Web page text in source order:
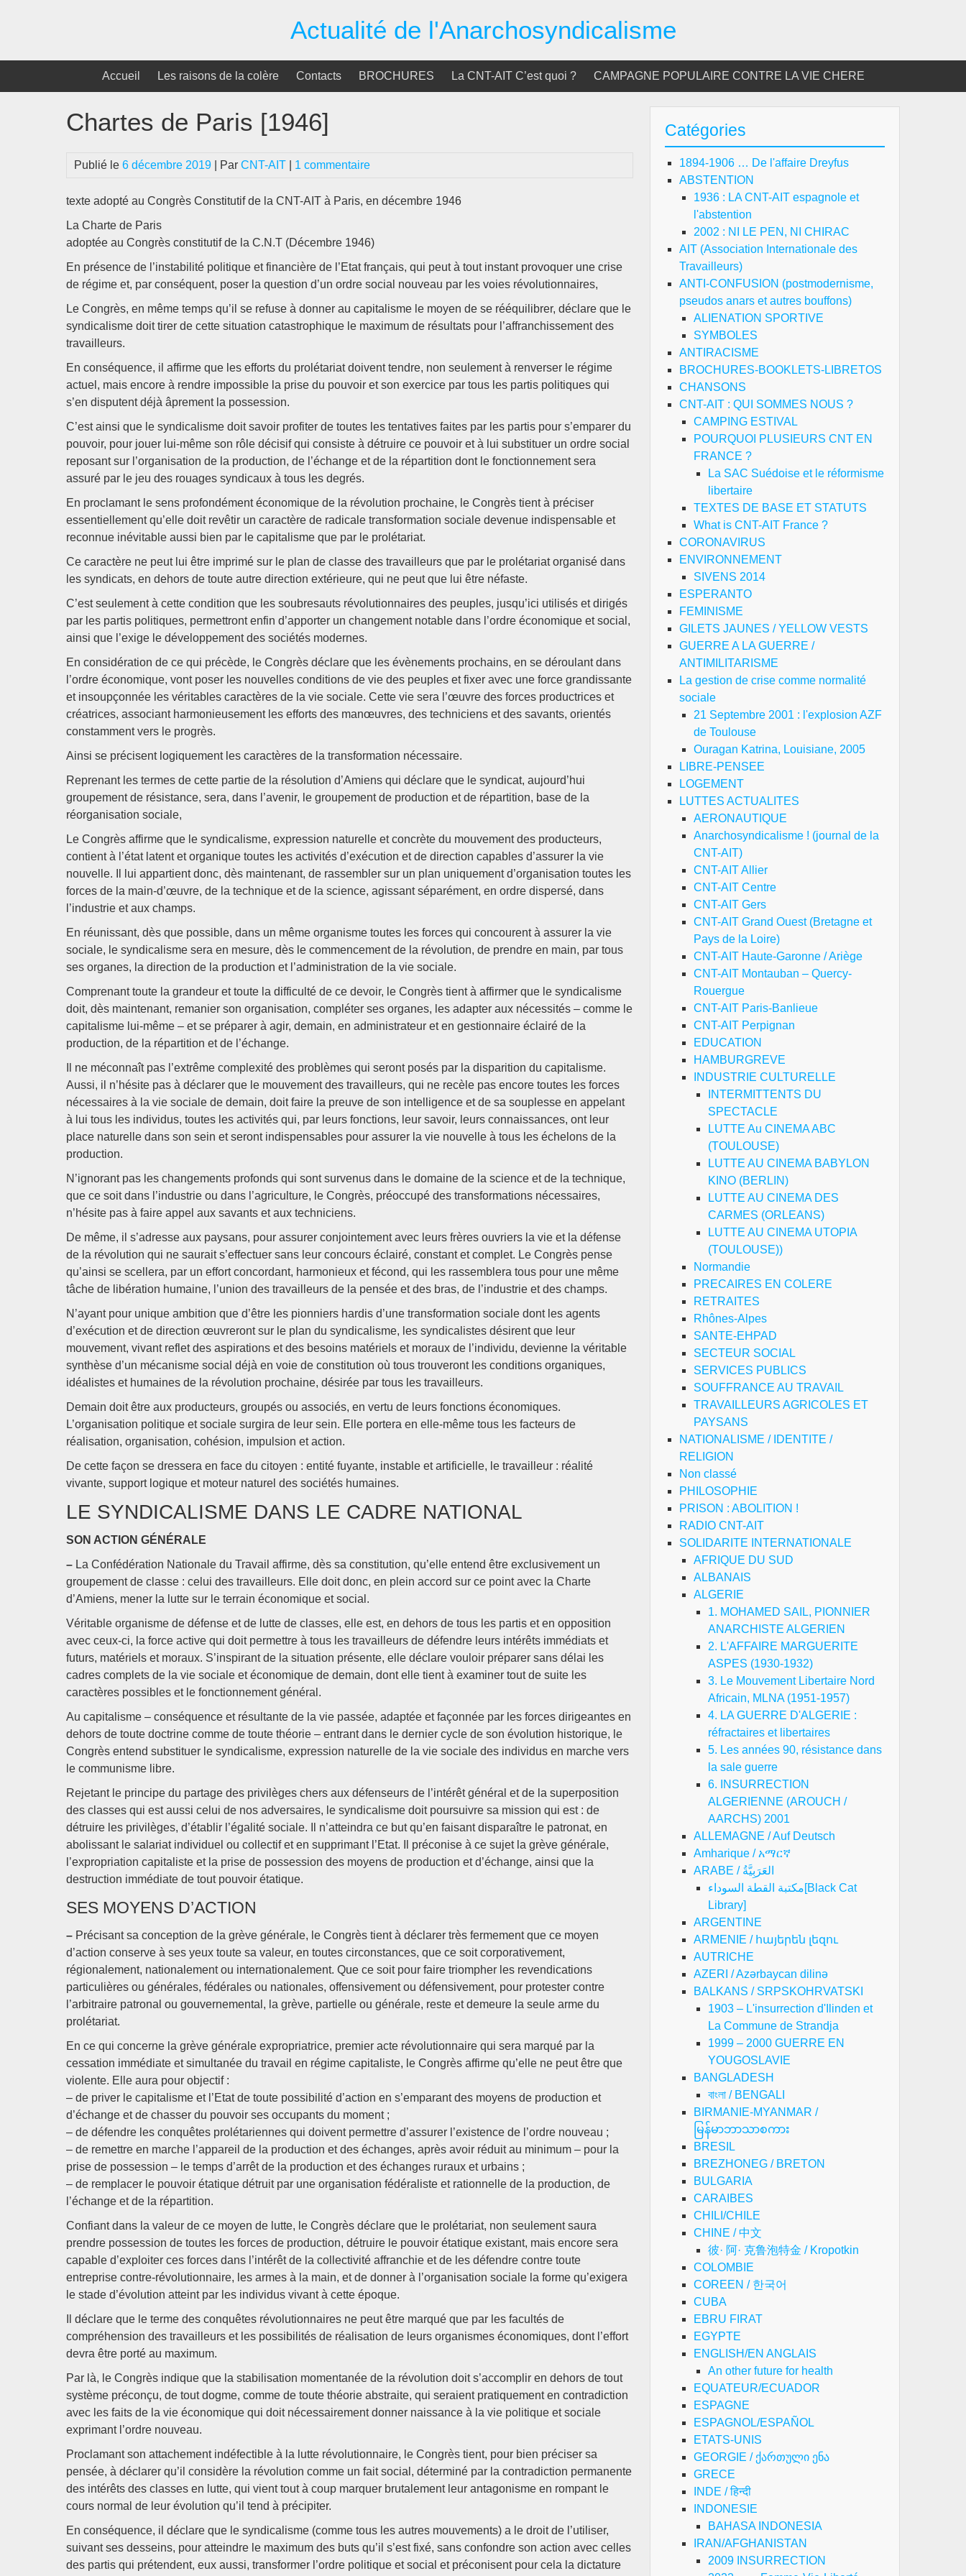
Actualité de l'Anarchosyndicalisme
Accueil Les raisons de la colère Contacts BROCHURES La CNT-AIT C’est quoi ? CAMPAGNE POPULAIRE CONTRE LA VIE CHERE
Chartes de Paris [1946]
Publié le 6 décembre 2019 | Par CNT-AIT 1 commentaire
texte adopté au Congrès Constitutif de la CNT-AIT à Paris, en décembre 1946
La Charte de Paris
adoptée au Congrès constitutif de la C.N.T (Décembre 1946)
En présence de l’instabilité politique et financière de l’Etat français, qui peut à tout instant provoquer une crise
de régime et, par conséquent, poser la question d’un ordre social nouveau par les voies révolutionnaires,
Le Congrès, en même temps qu’il se refuse à donner au capitalisme le moyen de se rééquilibrer, déclare que le
syndicalisme doit tirer de cette situation catastrophique le maximum de résultats pour l’affranchissement des
travailleurs.
En conséquence, il affirme que les efforts du prolétariat doivent tendre, non seulement à renverser le régime
actuel, mais encore à rendre impossible la prise du pouvoir et son exercice par tous les partis politiques qui
s’en disputent déjà âprement la possession.
C’est ainsi que le syndicalisme doit savoir profiter de toutes les tentatives faites par les partis pour s’emparer du
pouvoir, pour jouer lui-même son rôle décisif qui consiste à détruire ce pouvoir et à lui substituer un ordre social
reposant sur l’organisation de la production, de l’échange et de la répartition dont le fonctionnement sera
assuré par le jeu des rouages syndicaux à tous les degrés.
En proclamant le sens profondément économique de la révolution prochaine, le Congrès tient à préciser
essentiellement qu’elle doit revêtir un caractère de radicale transformation sociale devenue indispensable et
reconnue inévitable aussi bien par le capitalisme que par le prolétariat.
Ce caractère ne peut lui être imprimé sur le plan de classe des travailleurs que par le prolétariat organisé dans
les syndicats, en dehors de toute autre direction extérieure, qui ne peut que lui être néfaste.
C’est seulement à cette condition que les soubresauts révolutionnaires des peuples, jusqu’ici utilisés et dirigés
par les partis politiques, permettront enfin d’apporter un changement notable dans l’ordre économique et social,
ainsi que l’exige le développement des sociétés modernes.
En considération de ce qui précède, le Congrès déclare que les évènements prochains, en se déroulant dans
l’ordre économique, vont poser les nouvelles conditions de vie des peuples et fixer avec une force grandissante
et insoupçonnée les véritables caractères de la vie sociale. Cette vie sera l’œuvre des forces productrices et
créatrices, associant harmonieusement les efforts des manœuvres, des techniciens et des savants, orientés
constamment vers le progrès.
Ainsi se précisent logiquement les caractères de la transformation nécessaire.
Reprenant les termes de cette partie de la résolution d’Amiens qui déclare que le syndicat, aujourd’hui
groupement de résistance, sera, dans l’avenir, le groupement de production et de répartition, base de la
réorganisation sociale,
Le Congrès affirme que le syndicalisme, expression naturelle et concrète du mouvement des producteurs,
contient à l’état latent et organique toutes les activités d’exécution et de direction capables d’assurer la vie
nouvelle. Il lui appartient donc, dès maintenant, de rassembler sur un plan uniquement d’organisation toutes les
forces de la main-d’œuvre, de la technique et de la science, agissant séparément, en ordre dispersé, dans
l’industrie et aux champs.
En réunissant, dès que possible, dans un même organisme toutes les forces qui concourent à assurer la vie
sociale, le syndicalisme sera en mesure, dès le commencement de la révolution, de prendre en main, par tous
ses organes, la direction de la production et l’administration de la vie sociale.
Comprenant toute la grandeur et toute la difficulté de ce devoir, le Congrès tient à affirmer que le syndicalisme
doit, dès maintenant, remanier son organisation, compléter ses organes, les adapter aux nécessités – comme le
capitalisme lui-même – et se préparer à agir, demain, en administrateur et en gestionnaire éclairé de la
production, de la répartition et de l’échange.
Il ne méconnaît pas l’extrême complexité des problèmes qui seront posés par la disparition du capitalisme.
Aussi, il n’hésite pas à déclarer que le mouvement des travailleurs, qui ne recèle pas encore toutes les forces
nécessaires à la vie sociale de demain, doit faire la preuve de son intelligence et de sa souplesse en appelant
à lui tous les individus, toutes les activités qui, par leurs fonctions, leur savoir, leurs connaissances, ont leur
place naturelle dans son sein et seront indispensables pour assurer la vie nouvelle à tous les échelons de la
production.
N’ignorant pas les changements profonds qui sont survenus dans le domaine de la science et de la technique,
que ce soit dans l’industrie ou dans l’agriculture, le Congrès, préoccupé des transformations nécessaires,
n’hésite pas à faire appel aux savants et aux techniciens.
De même, il s’adresse aux paysans, pour assurer conjointement avec leurs frères ouvriers la vie et la défense
de la révolution qui ne saurait s’effectuer sans leur concours éclairé, constant et complet. Le Congrès pense
qu’ainsi se scellera, par un effort concordant, harmonieux et fécond, qui les rassemblera tous pour une même
tâche de libération humaine, l’union des travailleurs de la pensée et des bras, de l’industrie et des champs.
N’ayant pour unique ambition que d’être les pionniers hardis d’une transformation sociale dont les agents
d’exécution et de direction œuvreront sur le plan du syndicalisme, les syndicalistes désirent que leur
mouvement, vivant reflet des aspirations et des besoins matériels et moraux de l’individu, devienne la véritable
synthèse d’un mécanisme social déjà en voie de constitution où tous trouveront les conditions organiques,
idéalistes et humaines de la révolution prochaine, désirée par tous les travailleurs.
Demain doit être aux producteurs, groupés ou associés, en vertu de leurs fonctions économiques.
L’organisation politique et sociale surgira de leur sein. Elle portera en elle-même tous les facteurs de
réalisation, organisation, cohésion, impulsion et action.
De cette façon se dressera en face du citoyen : entité fuyante, instable et artificielle, le travailleur : réalité
vivante, support logique et moteur naturel des sociétés humaines.
LE SYNDICALISME DANS LE CADRE NATIONAL
SON ACTION GÉNÉRALE
– La Confédération Nationale du Travail affirme, dès sa constitution, qu’elle entend être exclusivement un
groupement de classe : celui des travailleurs. Elle doit donc, en plein accord sur ce point avec la Charte
d’Amiens, mener la lutte sur le terrain économique et social.
Véritable organisme de défense et de lutte de classes, elle est, en dehors de tous les partis et en opposition
avec ceux-ci, la force active qui doit permettre à tous les travailleurs de défendre leurs intérêts immédiats et
futurs, matériels et moraux. S’inspirant de la situation présente, elle déclare vouloir préparer sans délai les
cadres complets de la vie sociale et économique de demain, dont elle tient à examiner tout de suite les
caractères possibles et le fonctionnement général.
Au capitalisme – conséquence et résultante de la vie passée, adaptée et façonnée par les forces dirigeantes en
dehors de toute doctrine comme de toute théorie – entrant dans le dernier cycle de son évolution historique, le
Congrès entend substituer le syndicalisme, expression naturelle de la vie sociale des individus en marche vers
le communisme libre.
Rejetant le principe du partage des privilèges chers aux défenseurs de l’intérêt général et de la superposition
des classes qui est aussi celui de nos adversaires, le syndicalisme doit poursuivre sa mission qui est : de
détruire les privilèges, d’établir l’égalité sociale. Il n’atteindra ce but qu’en faisant disparaître le patronat, en
abolissant le salariat individuel ou collectif et en supprimant l’Etat. Il préconise à ce sujet la grève générale,
l’expropriation capitaliste et la prise de possession des moyens de production et d’échange, ainsi que la
destruction immédiate de tout pouvoir étatique.
SES MOYENS D’ACTION
– Précisant sa conception de la grève générale, le Congrès tient à déclarer très fermement que ce moyen
d’action conserve à ses yeux toute sa valeur, en toutes circonstances, que ce soit corporativement,
régionalement, nationalement ou internationalement. Que ce soit pour faire triompher les revendications
particulières ou générales, fédérales ou nationales, offensivement ou défensivement, pour protester contre
l’arbitraire patronal ou gouvernemental, la grève, partielle ou générale, reste et demeure la seule arme du
prolétariat.
En ce qui concerne la grève générale expropriatrice, premier acte révolutionnaire qui sera marqué par la
cessation immédiate et simultanée du travail en régime capitaliste, le Congrès affirme qu’elle ne peut être que
violente. Elle aura pour objectif :
– de priver le capitalisme et l’Etat de toute possibilité d’action en s’emparant des moyens de production et
d’échange et de chasser du pouvoir ses occupants du moment ;
– de défendre les conquêtes prolétariennes qui doivent permettre d’assurer l’existence de l’ordre nouveau ;
– de remettre en marche l’appareil de la production et des échanges, après avoir réduit au minimum – pour la
prise de possession – le temps d’arrêt de la production et des échanges ruraux et urbains ;
– de remplacer le pouvoir étatique détruit par une organisation fédéraliste et rationnelle de la production, de
l’échange et de la répartition.
Confiant dans la valeur de ce moyen de lutte, le Congrès déclare que le prolétariat, non seulement saura
prendre possession de toutes les forces de production, détruire le pouvoir étatique existant, mais encore sera
capable d’exploiter ces forces dans l’intérêt de la collectivité affranchie et de les défendre contre toute
entreprise contre-révolutionnaire, les armes à la main, et de donner à l’organisation sociale la forme qu’exigera
le stade d’évolution atteint par les individus vivant à cette époque.
Il déclare que le terme des conquêtes révolutionnaires ne peut être marqué que par les facultés de
compréhension des travailleurs et les possibilités de réalisation de leurs organismes économiques, dont l’effort
devra être porté au maximum.
Par là, le Congrès indique que la stabilisation momentanée de la révolution doit s’accomplir en dehors de tout
système préconçu, de tout dogme, comme de toute théorie abstraite, qui seraient pratiquement en contradiction
avec les faits de la vie économique qui doit nécessairement donner naissance à la vie politique et sociale
exprimant l’ordre nouveau.
Proclamant son attachement indéfectible à la lutte révolutionnaire, le Congrès tient, pour bien préciser sa
pensée, à déclarer qu’il considère la révolution comme un fait social, déterminé par la contradiction permanente
des intérêts des classes en lutte, qui vient tout à coup marquer brutalement leur antagonisme en rompant le
cours normal de leur évolution qu’il tend à précipiter.
En conséquence, il déclare que le syndicalisme (comme tous les autres mouvements) a le droit de l’utiliser,
suivant ses desseins, pour atteindre le maximum des buts qu’il s’est fixé, sans confondre son action avec celles
des partis qui prétendent, eux aussi, transformer l’ordre politique et social et préconisent pour cela la dictature
Catégories
1894-1906 … De l'affaire Dreyfus
ABSTENTION
1936 : LA CNT-AIT espagnole et
l'abstention
2002 : NI LE PEN, NI CHIRAC
AIT (Association Internationale des
Travailleurs)
ANTI-CONFUSION (postmodernisme,
pseudos anars et autres bouffons)
ALIENATION SPORTIVE
SYMBOLES
ANTIRACISME
BROCHURES-BOOKLETS-LIBRETOS
CHANSONS
CNT-AIT : QUI SOMMES NOUS ?
CAMPING ESTIVAL
POURQUOI PLUSIEURS CNT EN
FRANCE ?
La SAC Suédoise et le réformisme
libertaire
TEXTES DE BASE ET STATUTS
What is CNT-AIT France ?
CORONAVIRUS
ENVIRONNEMENT
SIVENS 2014
ESPERANTO
FEMINISME
GILETS JAUNES / YELLOW VESTS
GUERRE A LA GUERRE /
ANTIMILITARISME
La gestion de crise comme normalité
sociale
21 Septembre 2001 : l'explosion AZF
de Toulouse
Ouragan Katrina, Louisiane, 2005
LIBRE-PENSEE
LOGEMENT
LUTTES ACTUALITES
AERONAUTIQUE
Anarchosyndicalisme ! (journal de la
CNT-AIT)
CNT-AIT Allier
CNT-AIT Centre
CNT-AIT Gers
CNT-AIT Grand Ouest (Bretagne et
Pays de la Loire)
CNT-AIT Haute-Garonne / Ariège
CNT-AIT Montauban – Quercy-
Rouergue
CNT-AIT Paris-Banlieue
CNT-AIT Perpignan
EDUCATION
HAMBURGREVE
INDUSTRIE CULTURELLE
INTERMITTENTS DU
SPECTACLE
LUTTE Au CINEMA ABC
(TOULOUSE)
LUTTE AU CINEMA BABYLON
KINO (BERLIN)
LUTTE AU CINEMA DES
CARMES (ORLEANS)
LUTTE AU CINEMA UTOPIA
(TOULOUSE))
Normandie
PRECAIRES EN COLERE
RETRAITES
Rhônes-Alpes
SANTE-EHPAD
SECTEUR SOCIAL
SERVICES PUBLICS
SOUFFRANCE AU TRAVAIL
TRAVAILLEURS AGRICOLES ET
PAYSANS
NATIONALISME / IDENTITE /
RELIGION
Non classé
PHILOSOPHIE
PRISON : ABOLITION !
RADIO CNT-AIT
SOLIDARITE INTERNATIONALE
AFRIQUE DU SUD
ALBANAIS
ALGERIE
1. MOHAMED SAIL, PIONNIER
ANARCHISTE ALGERIEN
2. L'AFFAIRE MARGUERITE
ASPES (1930-1932)
3. Le Mouvement Libertaire Nord
Africain, MLNA (1951-1957)
4. LA GUERRE D'ALGERIE :
réfractaires et libertaires
5. Les années 90, résistance dans
la sale guerre
6. INSURRECTION
ALGERIENNE (AROUCH /
AARCHS) 2001
ALLEMAGNE / Auf Deutsch
Amharique / አማርኛ
ARABE / العَرَبِيَّةُ
مكتبة القطة السوداء[Black Cat
Library]
ARGENTINE
ARMENIE / հայերեն լեզու
AUTRICHE
AZERI / Azərbaycan dilinə
BALKANS / SRPSKOHRVATSKI
1903 – L'insurrection d'Ilinden et
La Commune de Strandja
1999 – 2000 GUERRE EN
YOUGOSLAVIE
BANGLADESH
বাংলা / BENGALI
BIRMANIE-MYANMAR /
မြန်မာဘာသာစကား
BRESIL
BREZHONEG / BRETON
BULGARIA
CARAIBES
CHILI/CHILE
CHINE / 中文
彼· 阿· 克鲁泡特金 / Kropotkin
COLOMBIE
COREEN / 한국어
CUBA
EBRU FIRAT
EGYPTE
ENGLISH/EN ANGLAIS
An other future for health
EQUATEUR/ECUADOR
ESPAGNE
ESPAGNOL/ESPAÑOL
ETATS-UNIS
GEORGIE / ქართული ენა
GRECE
INDE / हिन्दी
INDONESIE
BAHASA INDONESIA
IRAN/AFGHANISTAN
2009 INSURRECTION